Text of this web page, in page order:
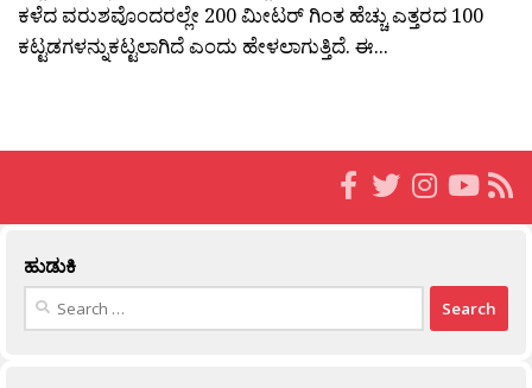
ಕಳೆದ ವರುಶವೊಂದರಲ್ಲೇ 200 ಮೀಟರ್ ಗಿಂತ ಹೆಚ್ಚು ಎತ್ತರದ 100
ಕಟ್ಟಡಗಳನ್ನುಕಟ್ಟಲಾಗಿದೆ ಎಂದು ಹೇಳಲಾಗುತ್ತಿದೆ. ಈ...
ಹುಡುಕಿ
Search